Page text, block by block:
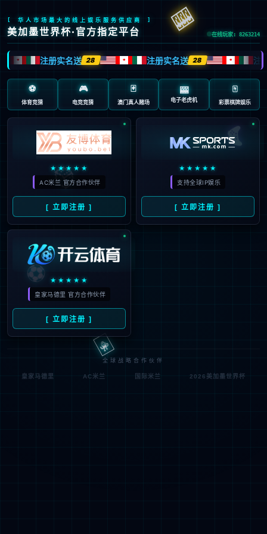
抱歉，页面无法访问...
可能原因：网址有错误 >请检查地址是否完整或存在多余字
符;
网址已失效 >可能页面已删除，活动已下线等
返回首页